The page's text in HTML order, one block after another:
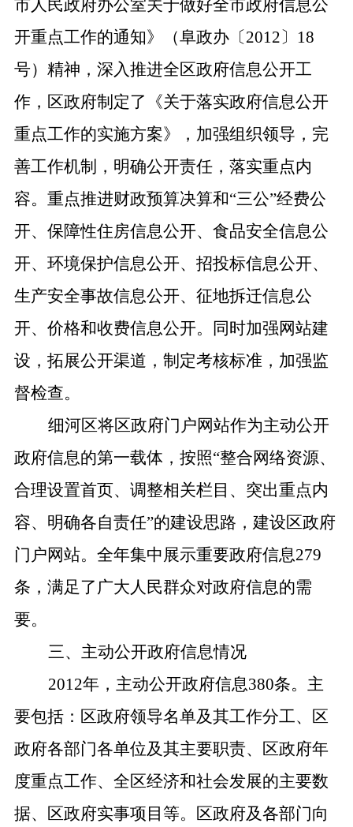
市人民政府办公室关于做好全市政府信息公
开重点工作的通知》（阜政办〔2012〕 18
号）精神， 深入推进全区政府信息公开工
作，区政府制定了《关于落实政府信息公开
重点工作的实施方案》，加强组织领导，完
善工作机制，明确公开责任，落实重点内
容。重点推进财政预算决算和“三公”经费公
开、保障性住房信息公开、食品安全信息公
开、环境保护信息公开、招投标信息公开、
生产安全事故信息公开、征地拆迁信息公
开、价格和收费信息公开。同时加强网站建
设，拓展公开渠道，制定考核标准，加强监
督检查。
细河区将区政府门户网站作为主动公开
政府信息的第一载体，按照“整合网络资源、
合理设置首页、调整相关栏目、突出重点内
容、明确各自责任”的建设思路，建设区政府
门户网站。全年集中展示重要政府信息279
条，满足了广大人民群众对政府信息的需
要。
三、主动公开政府信息情况
2012年，主动公开政府信息380条。主
要包括：区政府领导名单及其工作分工、区
政府各部门各单位及其主要职责、区政府年
度重点工作、全区经济和社会发展的主要数
据、区政府实事项目等。 区政府及各部门向